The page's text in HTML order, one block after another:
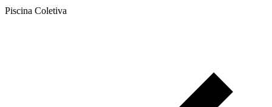
Piscina Coletiva